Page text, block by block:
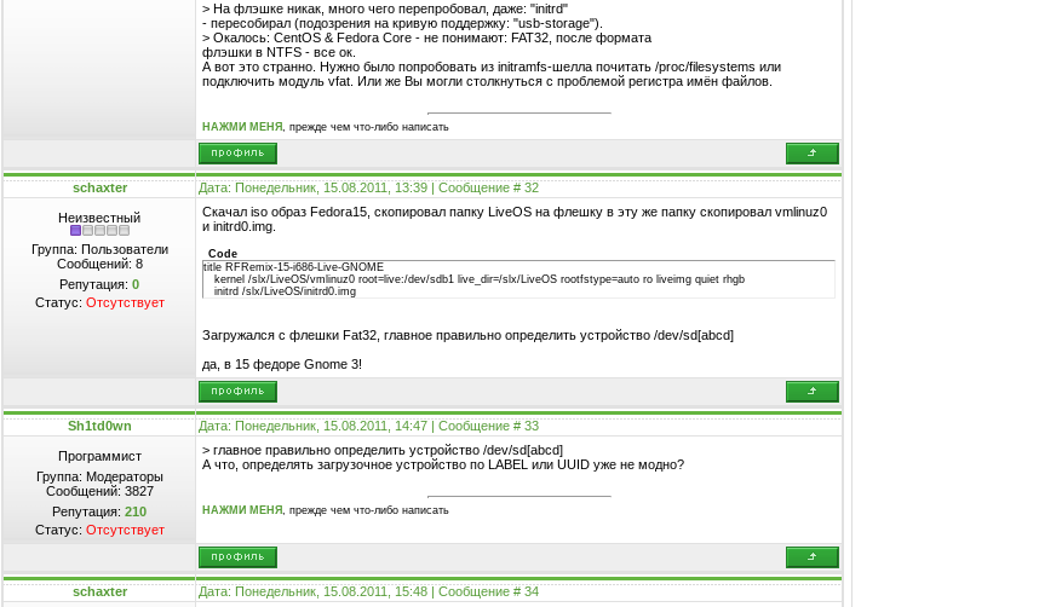
> На флэшке никак, много чего перепробовал, даже: "initrd"
- пересобирал (подозрения на кривую поддержку: "usb-storage").
> Окалось: CentOS & Fedora Core - не понимают: FAT32, после формата
флэшки в NTFS - все ок.
А вот это странно. Нужно было попробовать из initramfs-шелла почитать /proc/filesystems или
подключить модуль vfat. Или же Вы могли столкнуться с проблемой регистра имён файлов.
НАЖМИ МЕНЯ, прежде чем что-либо написать
schaxter Дата: Понедельник, 15.08.2011, 13:39 | Сообщение # 32
Неизвестный
Группа: Пользователи
Сообщений: 8
Репутация: 0
Статус: Отсутствует
Скачал iso образ Fedora15, скопировал папку LiveOS на флешку в эту же папку скопировал vmlinuz0
и initrd0.img.
Code
title RFRemix-15-i686-Live-GNOME
kernel /slx/LiveOS/vmlinuz0 root=live:/dev/sdb1 live_dir=/slx/LiveOS rootfstype=auto ro liveimg quiet rhgb
initrd /slx/LiveOS/initrd0.img
Загружался с флешки Fat32, главное правильно определить устройство /dev/sd[abcd]
да, в 15 федоре Gnome 3!
Sh1td0wn Дата: Понедельник, 15.08.2011, 14:47 | Сообщение # 33
Программист
Группа: Модераторы
Сообщений: 3827
Репутация: 210
Статус: Отсутствует
> главное правильно определить устройство /dev/sd[abcd]
А что, определять загрузочное устройство по LABEL или UUID уже не модно?
НАЖМИ МЕНЯ, прежде чем что-либо написать
schaxter Дата: Понедельник, 15.08.2011, 15:48 | Сообщение # 34